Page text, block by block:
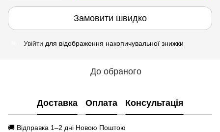
Замовити швидко
Увійти для відображення накопичувальної знижки
До обраного
Доставка Оплата Консультація
🚚 Відправка 1–2 дні Новою Поштою